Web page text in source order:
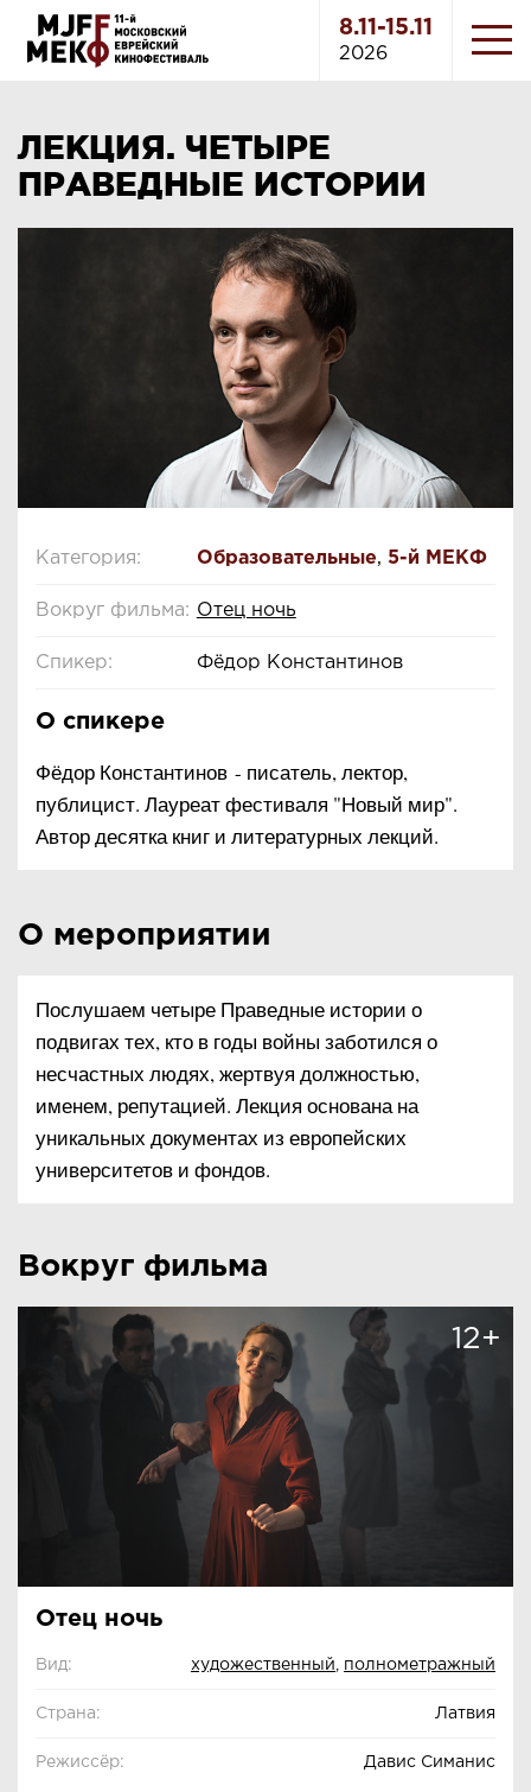
8.11-15.11
2026
ЛЕКЦИЯ. ЧЕТЫРЕ
ПРАВЕДНЫЕ ИСТОРИИ
Категория: Образовательные, 5-й МЕКФ
Вокруг фильма: Отец ночь
Спикер: Фёдор Константинов
О спикере
Фёдор Константинов - писатель, лектор,
публицист. Лауреат фестиваля "Новый мир".
Автор десятка книг и литературных лекций.
О мероприятии
Послушаем четыре Праведные истории о
подвигах тех, кто в годы войны заботился о
несчастных людях, жертвуя должностью,
именем, репутацией. Лекция основана на
уникальных документах из европейских
университетов и фондов.
Вокруг фильма
12+
Отец ночь
Вид: художественный полнометражный
Страна: Латвия
Режиссёр: Давис Симанис